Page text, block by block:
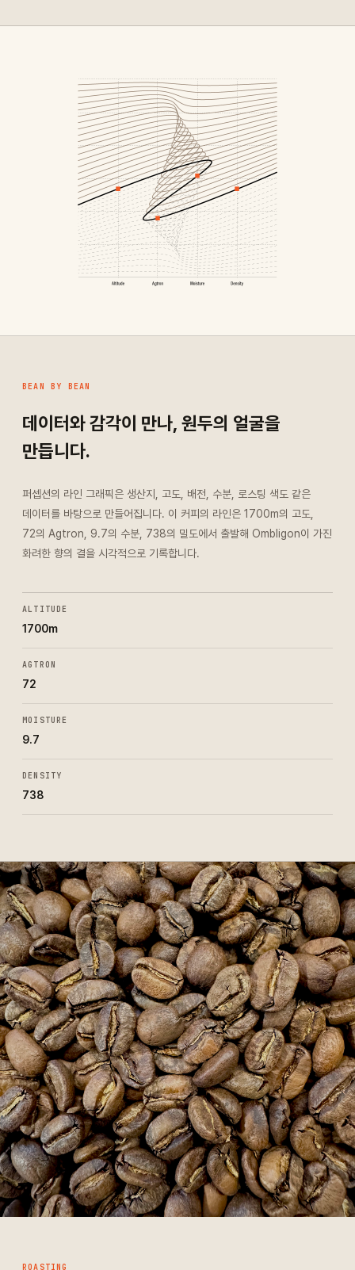
BEAN BY BEAN
데이터와 감각이 만나, 원두의 얼굴을
만듭니다.
퍼셉션의 라인 그래픽은 생산지, 고도, 배전, 수분, 로스팅 색도 같은
데이터를 바탕으로 만들어집니다. 이 커피의 라인은 1700m의 고도,
72의 Agtron, 9.7의 수분, 738의 밀도에서 출발해 Ombligon이 가진
화려한 향의 결을 시각적으로 기록합니다.
ALTITUDE
1700m
AGTRON
72
MOISTURE
9.7
DENSITY
738
ROASTING